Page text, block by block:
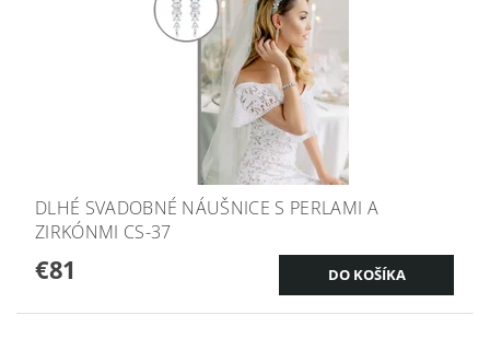
DLHÉ SVADOBNÉ NÁUŠNICE S PERLAMI A
ZIRKÓNMI CS-37
€81